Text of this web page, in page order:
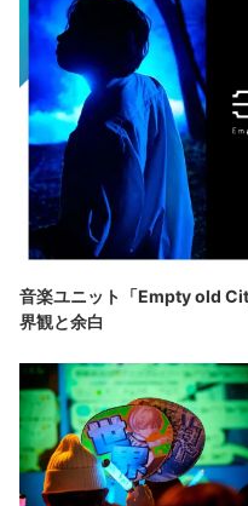
音楽ユニット「Empty old
界観と余白